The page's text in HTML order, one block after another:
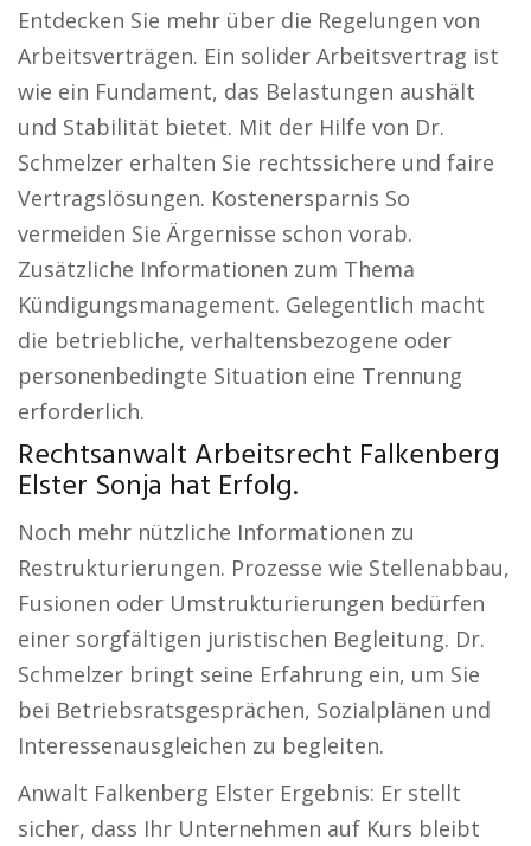
Entdecken Sie mehr über die Regelungen von
Arbeitsverträgen. Ein solider Arbeitsvertrag ist
wie ein Fundament, das Belastungen aushält
und Stabilität bietet. Mit der Hilfe von Dr.
Schmelzer erhalten Sie rechtssichere und faire
Vertragslösungen. Kostenersparnis So
vermeiden Sie Ärgernisse schon vorab.
Zusätzliche Informationen zum Thema
Kündigungsmanagement. Gelegentlich macht
die betriebliche, verhaltensbezogene oder
personenbedingte Situation eine Trennung
erforderlich.
Rechtsanwalt Arbeitsrecht Falkenberg
Elster Sonja hat Erfolg.
Noch mehr nützliche Informationen zu
Restrukturierungen. Prozesse wie Stellenabbau,
Fusionen oder Umstrukturierungen bedürfen
einer sorgfältigen juristischen Begleitung. Dr.
Schmelzer bringt seine Erfahrung ein, um Sie
bei Betriebsratsgesprächen, Sozialplänen und
Interessenausgleichen zu begleiten.
Anwalt Falkenberg Elster Ergebnis: Er stellt
sicher, dass Ihr Unternehmen auf Kurs bleibt